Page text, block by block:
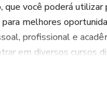
você poderá utilizar
melhores
profissional e
em diversos cursos